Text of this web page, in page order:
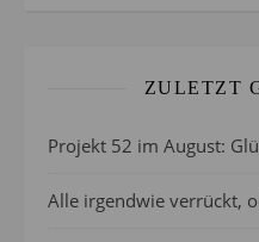
ZULETZT
Projekt 52 im August:
Alle irgendwie verrückt,